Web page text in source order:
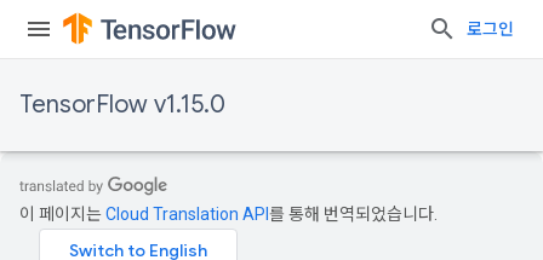
로그인
TensorFlow v1.15.0
이 페이지는Cloud Translation API 를 통해 번역되었습니다.